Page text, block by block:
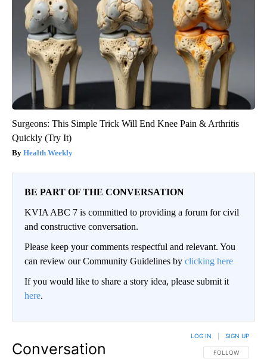
Surgeons: This Simple Trick Will End Knee Pain & Arthritis
Quickly (Try It)
Health Weekly
BE PART OF THE CONVERSATION
KVIA ABC 7 is committed to providing a forum for civil
and constructive conversation.
Please keep your comments respectful and relevant. You
can review our Community Guidelines by clicking here
If you would like to share a story idea, please submit it
here.
Conversation FOLLOW THIS
FOLLOW
LOG IN SIGN UP